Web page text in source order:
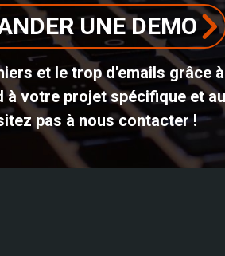
UNE DEMO
et le trop d'emails grâce
votre projet spécifique et
pas à nous contacter !